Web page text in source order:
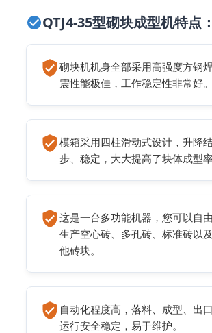
QTJ4-35型砌块成型机特点：
砌块机机身全部采用高强度方钢
震性能极佳，工作稳定性非常好。
模箱采用四柱滑动式设计，升降
步、稳定，大大提高了块体成型率
这是一台多功能机器，您可以自
生产空心砖、多孔砖、标准砖以
他砖块。
自动化程度高，落料、成型、出
运行安全稳定，易于维护。